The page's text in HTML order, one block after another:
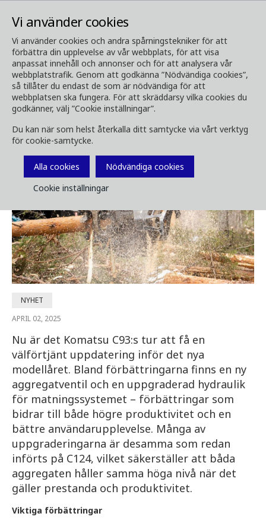
Vi använder cookies
Vi använder cookies och andra spårningstekniker för att
förbättra din upplevelse av vår webbplats, för att visa
anpassat innehåll och annonser och för att analysera vår
webbplatstrafik. Genom att godkänna ”Nödvändiga cookies”,
så tillåter du endast de som är nödvändiga för att
webbplatsen ska fungera. För att skräddarsy vilka cookies du
godkänner, välj ”Cookie inställningar”.
Du kan när som helst återkalla ditt samtycke via vårt verktyg
för cookie-samtycke.
Alla cookies
Nödvändiga cookies
Cookie inställningar
Media Nyhetsrum
Komatsu C93 MY2025 - Förbättrad
prestanda och pålitlighet
NYHET
APRIL 02, 2025
Nu är det Komatsu C93:s tur att få en
välförtjänt uppdatering inför det nya
modellåret. Bland förbättringarna finns en ny
aggregatventil och en uppgraderad hydraulik
för matningssystemet – förbättringar som
bidrar till både högre produktivitet och en
bättre användarupplevelse. Många av
uppgraderingarna är desamma som redan
införts på C124, vilket säkerställer att båda
aggregaten håller samma höga nivå när det
gäller prestanda och produktivitet.
Viktiga förbättringar